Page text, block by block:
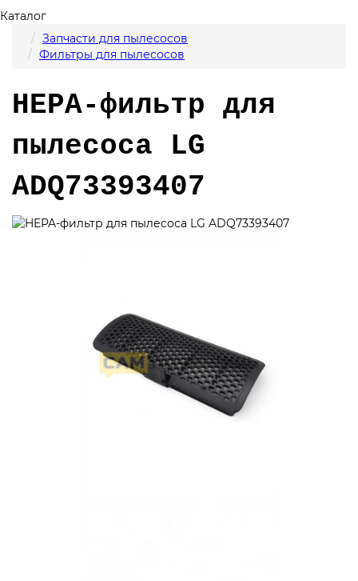
Каталог
Запчасти для пылесосов
Фильтры для пылесосов
HEPA-фильтр для
пылесоса LG
ADQ73393407